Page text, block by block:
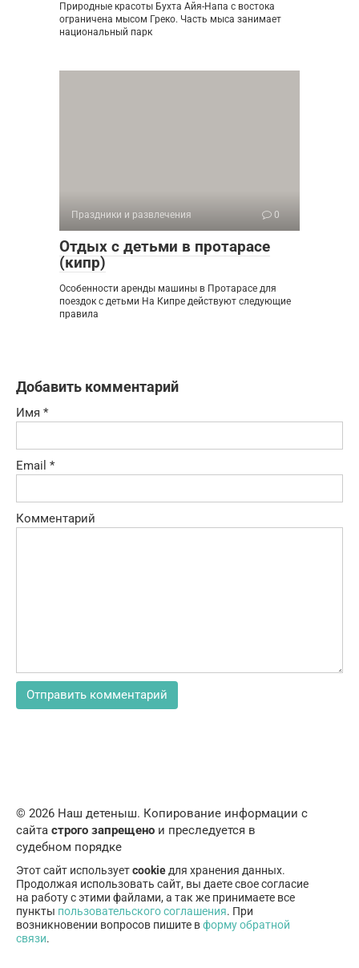
Природные красоты Бухта Айя-Напа с востока
ограничена мысом Греко. Часть мыса занимает
национальный парк
Праздники и развлечения 0
Отдых с детьми в протарасе
(кипр)
Особенности аренды машины в Протарасе для
поездок с детьми На Кипре действуют следующие
правила
Добавить комментарий
Имя *
Email *
Комментарий
© 2026 Наш детеныш. Копирование информации с
сайта строго запрещено и преследуется в
судебном порядке
Этот сайт используетcookieдля хранения данных.
Продолжая использовать сайт, вы даете свое согласие
на работу с этими файлами, а так же принимаете все
пункты пользовательского соглашения. При
возникновении вопросов пишите вформу обратной
связи.